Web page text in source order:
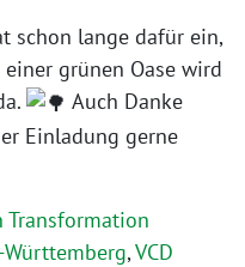
schon lange dafür ein,
grünen Oase wird
Auch Danke
Einladung gerne
Transformation
Württemberg,VCD